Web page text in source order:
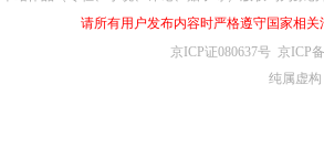
请所有用户发布内容时严格遵守国家相
京ICP证080637号 京ICP
纯属虚